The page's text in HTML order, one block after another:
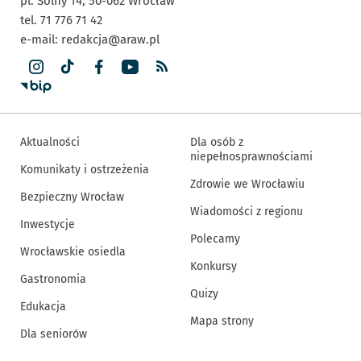
tel. 71 776 71 42
e-mail: redakcja@araw.pl
Aktualności
Komunikaty i ostrzeżenia
Bezpieczny Wrocław
Inwestycje
Wrocławskie osiedla
Gastronomia
Edukacja
Dla seniorów
Dla osób z
niepełnosprawnościami
Zdrowie we Wrocławiu
Wiadomości z regionu
Polecamy
Konkursy
Quizy
Mapa strony